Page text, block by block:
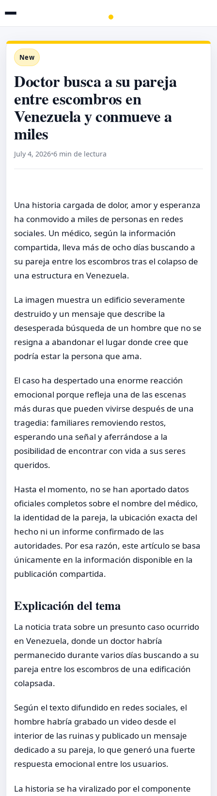
New
Doctor busca a su pareja
entre escombros en
Venezuela y conmueve a
miles
July 4, 2026•6 min de lectura
Una historia cargada de dolor, amor y esperanza
ha conmovido a miles de personas en redes
sociales. Un médico, según la información
compartida, lleva más de ocho días buscando a
su pareja entre los escombros tras el colapso de
una estructura en Venezuela.
La imagen muestra un edificio severamente
destruido y un mensaje que describe la
desesperada búsqueda de un hombre que no se
resigna a abandonar el lugar donde cree que
podría estar la persona que ama.
El caso ha despertado una enorme reacción
emocional porque refleja una de las escenas
más duras que pueden vivirse después de una
tragedia: familiares removiendo restos,
esperando una señal y aferrándose a la
posibilidad de encontrar con vida a sus seres
queridos.
Hasta el momento, no se han aportado datos
oficiales completos sobre el nombre del médico,
la identidad de la pareja, la ubicación exacta del
hecho ni un informe confirmado de las
autoridades. Por esa razón, este artículo se basa
únicamente en la información disponible en la
publicación compartida.
Explicación del tema
La noticia trata sobre un presunto caso ocurrido
en Venezuela, donde un doctor habría
permanecido durante varios días buscando a su
pareja entre los escombros de una edificación
colapsada.
Según el texto difundido en redes sociales, el
hombre habría grabado un video desde el
interior de las ruinas y publicado un mensaje
dedicado a su pareja, lo que generó una fuerte
respuesta emocional entre los usuarios.
La historia se ha viralizado por el componente